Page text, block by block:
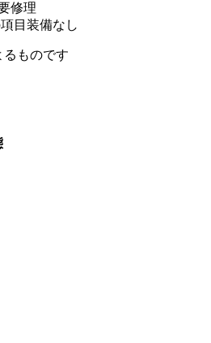
修理
目 装備なし
ものです